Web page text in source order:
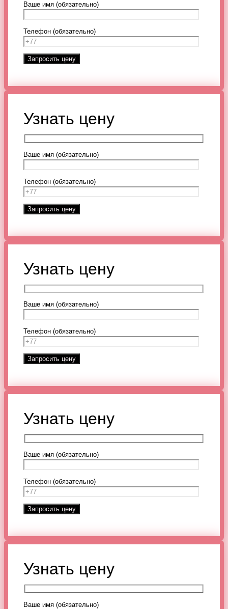
Ваше имя (обязательно)
Телефон (обязательно)
Узнать цену
Ваше имя (обязательно)
Телефон (обязательно)
Узнать цену
Ваше имя (обязательно)
Телефон (обязательно)
Узнать цену
Ваше имя (обязательно)
Телефон (обязательно)
Узнать цену
Ваше имя (обязательно)